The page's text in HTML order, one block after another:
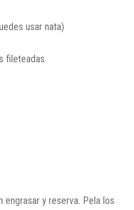
usar nata)
fileteadas
engrasar y reserva. Pela los